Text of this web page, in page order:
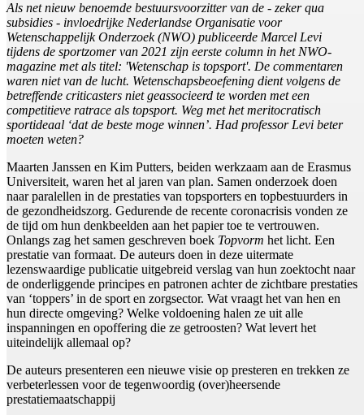
Als net nieuw benoemde bestuursvoorzitter van de - zeker qua
subsidies - invloedrijke Nederlandse Organisatie voor
Wetenschappelijk Onderzoek (NWO) publiceerde Marcel Levi
tijdens de sportzomer van 2021 zijn eerste column in het NWO-
magazine met als titel: 'Wetenschap is topsport'. De commentaren
waren niet van de lucht. Wetenschapsbeoefening dient volgens de
betreffende criticasters niet geassocieerd te worden met een
competitieve ratrace als topsport. Weg met het meritocratisch
sportideaal ‘dat de beste moge winnen’. Had professor Levi beter
moeten weten?
Maarten Janssen en Kim Putters, beiden werkzaam aan de Erasmus
Universiteit, waren het al jaren van plan. Samen onderzoek doen
naar paralellen in de prestaties van topsporters en topbestuurders in
de gezondheidszorg. Gedurende de recente coronacrisis vonden ze
de tijd om hun denkbeelden aan het papier toe te vertrouwen.
Onlangs zag het samen geschreven boek Topvorm het licht. Een
prestatie van formaat. De auteurs doen in deze uitermate
lezenswaardige publicatie uitgebreid verslag van hun zoektocht naar
de onderliggende principes en patronen achter de zichtbare prestaties
van ‘toppers’ in de sport en zorgsector. Wat vraagt het van hen en
hun directe omgeving? Welke voldoening halen ze uit alle
inspanningen en opoffering die ze getroosten? Wat levert het
uiteindelijk allemaal op?
De auteurs presenteren een nieuwe visie op presteren en trekken ze
verbeterlessen voor de tegenwoordig (over)heersende
prestatiemaatschappij